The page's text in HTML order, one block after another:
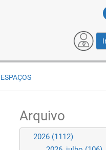
ESPAÇOS
Arquivo
2026 (1112)